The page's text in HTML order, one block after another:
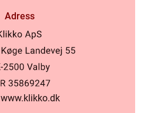
Adress
www.klikko.dk